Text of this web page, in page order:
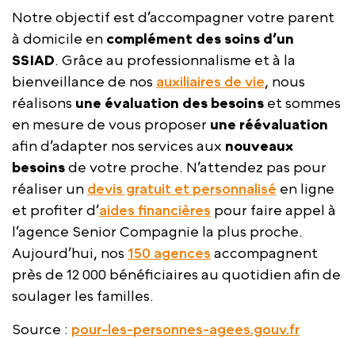
Notre objectif est d’accompagner votre parent
à domicile en complément des soins d’un
SSIAD. Grâce au professionnalisme et à la
bienveillance de nos auxiliaires de vie, nous
réalisons une évaluation des besoins et sommes
en mesure de vous proposer une réévaluation
afin d’adapter nos services aux nouveaux
besoinsde votre proche. N’attendez pas pour
réaliser un devis gratuit et personnalisé en ligne
et profiter d’aides financières pour faire appel à
l’agence Senior Compagnie la plus proche.
Aujourd’hui, nos 150 agences accompagnent
près de 12 000 bénéficiaires au quotidien afin de
soulager les familles.
Source : pour-les-personnes-agees.gouv.fr